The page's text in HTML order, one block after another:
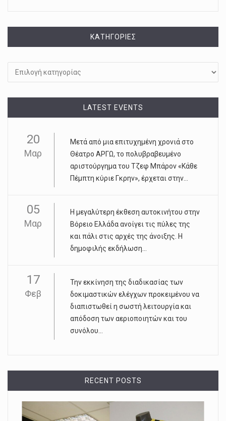
KΑΤΗΓΟΡΊΕΣ
LATEST EVENTS
20
Μαρ
Μετά από μια επιτυχημένη χρονιά στο
Θέατρο ΑΡΓΩ, το πολυβραβευμένο
αριστούργημα του Τζεφ Μπάρον «Κάθε
Πέμπτη κύριε Γκρην», έρχεται στην...
05
Μαρ
Η μεγαλύτερη έκθεση αυτοκινήτου στην
Βόρειο Ελλάδα ανοίγει τις πύλες της
και πάλι στις αρχές της άνοιξης. Η
δημοφιλής εκδήλωση...
17
Φεβ
Την εκκίνηση της διαδικασίας των
δοκιμαστικών ελέγχων προκειμένου να
διαπιστωθεί η σωστή λειτουργία και
απόδοση των αεριοποιητών και του
συνόλου...
RECENT POSTS